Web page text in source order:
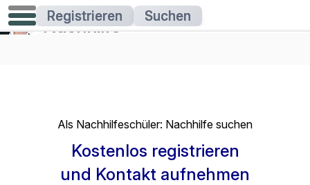
個別指導
登録する 求める
個別指導が必要な学生の方へ：チューターを探す
無料で登録し
て連絡を取りましょう